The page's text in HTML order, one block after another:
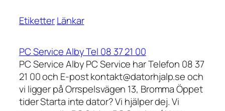
EtiketterLänkar
PC Service Alby Tel 08 37 21 00
PC Service Alby PC Service har Telefon 08 37
21 00 och E-post kontakt@datorhjalp.se och
vi ligger på Orrspelsvägen 13, Bromma Öppet
tider Starta inte dator? Vi hjälper dej. Vi